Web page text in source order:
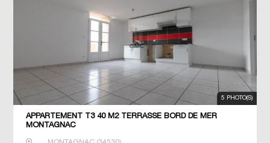
5 PHOTO(S)
APPARTEMENT T3 40 M2 TERRASSE BORD DE MER
MONTAGNAC